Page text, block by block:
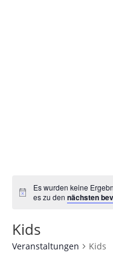
Hinweis
Es wurden keine
es zu dennächsten
Kids
Veranstaltungen Kids